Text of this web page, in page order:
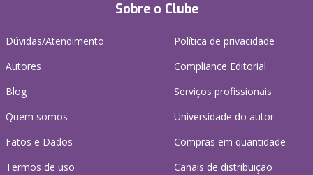
Sobre o Clube
Dúvidas/Atendimento
Autores
Blog
Quem somos
Fatos e Dados
Termos de uso
Política de privacidade
Compliance Editorial
Serviços profissionais
Universidade do autor
Compras em quantidade
Canais de distribuição